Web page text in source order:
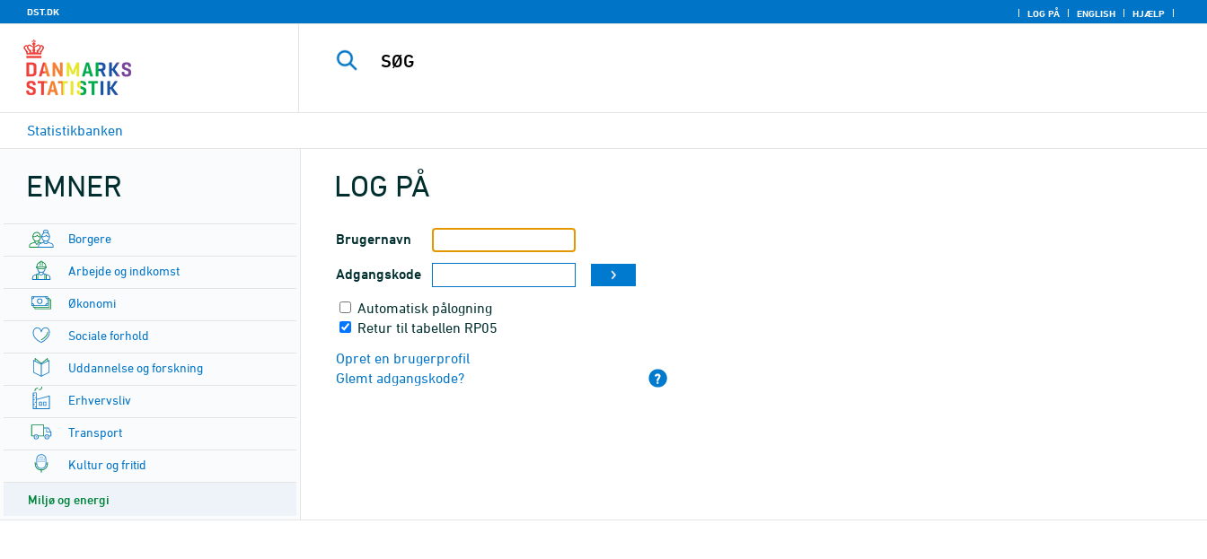
DST.DK LOG PÅ ENGLISH HJÆLP
Statistikbanken
EMNER
Borgere
Arbejde og indkomst
Økonomi
Sociale forhold
Uddannelse og forskning
Erhvervsliv
Transport
Kultur og fritid
Miljø og energi
LOG PÅ
Brugernavn
Adgangskode
Automatisk pålogning
Retur til tabellen RP05
Opret en brugerprofil
Glemt adgangskode?